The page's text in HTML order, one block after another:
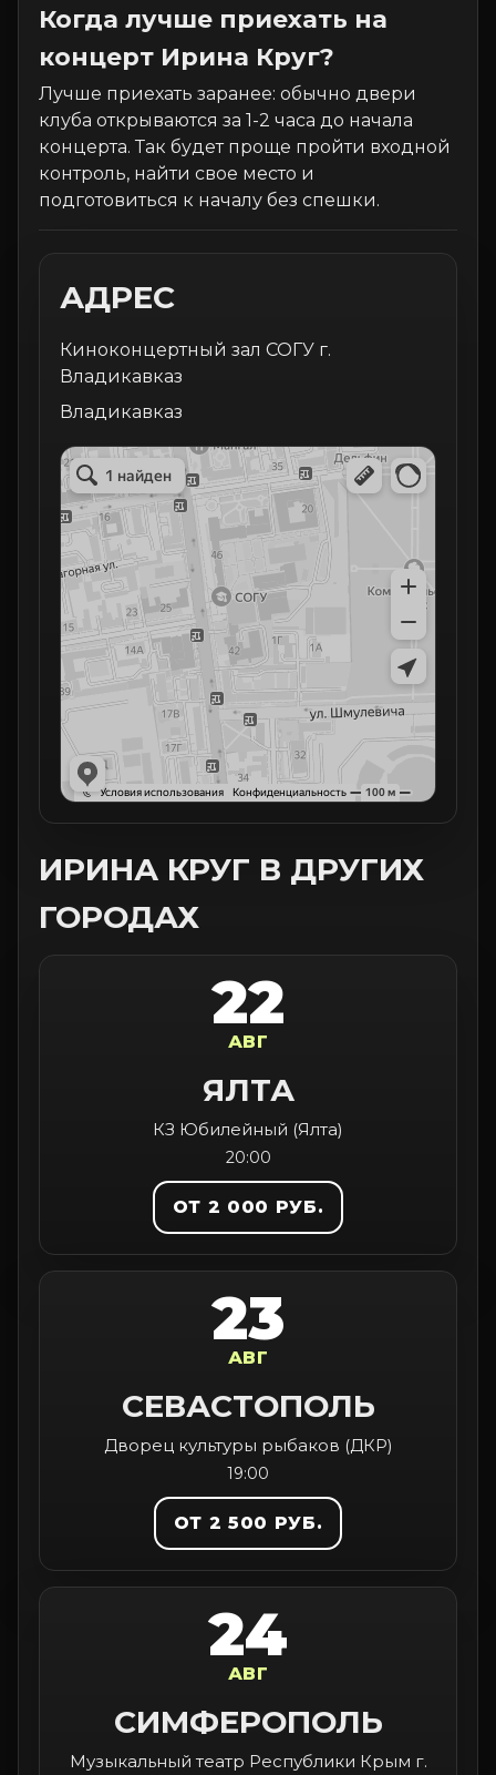
Когда лучше приехать на
концерт Ирина Круг?
Лучше приехать заранее: обычно двери
клуба открываются за 1-2 часа до начала
концерта. Так будет проще пройти входной
контроль, найти свое место и
подготовиться к началу без спешки.
АДРЕС
Киноконцертный зал СОГУ г.
Владикавказ
Владикавказ
ИРИНА КРУГ В ДРУГИХ
ГОРОДАХ
22
АВГ
ЯЛТА
КЗ Юбилейный (Ялта)
20:00
ОТ 2 000 РУБ.
23
АВГ
СЕВАСТОПОЛЬ
Дворец культуры рыбаков (ДКР)
19:00
ОТ 2 500 РУБ.
24
АВГ
СИМФЕРОПОЛЬ
Музыкальный театр Республики Крым г.